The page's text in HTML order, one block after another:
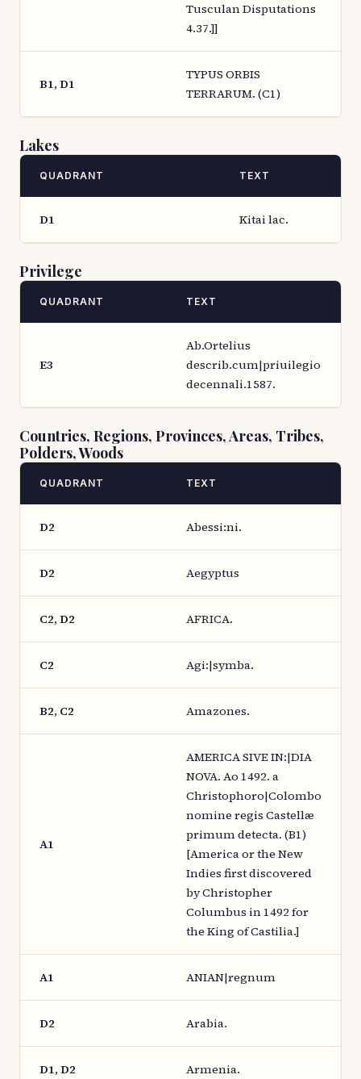
Tusculan Disputations
4.37.]]
B1, D1
TYPUS ORBIS
TERRARUM. (C1)
Lakes
QUADRANT TEXT
D1 Kitai lac.
Privilege
QUADRANT TEXT
E3
Ab.Ortelius
describ.cum|priuilegio
decennali.1587.
Countries, Regions, Provinces, Areas, Tribes,
Polders, Woods
QUADRANT TEXT
D2 Abessi:ni.
D2 Aegyptus
C2, D2 AFRICA.
C2 Agi:|symba.
B2, C2 Amazones.
A1
AMERICA SIVE IN:|DIA
NOVA. Ao 1492. a
Christophoro|Colombo
nomine regis Castellæ
primum detecta. (B1)
[America or the New
Indies first discovered
by Christopher
Columbus in 1492 for
the King of Castilia.]
A1 ANIAN|regnum
D2 Arabia.
D1, D2 Armenia.